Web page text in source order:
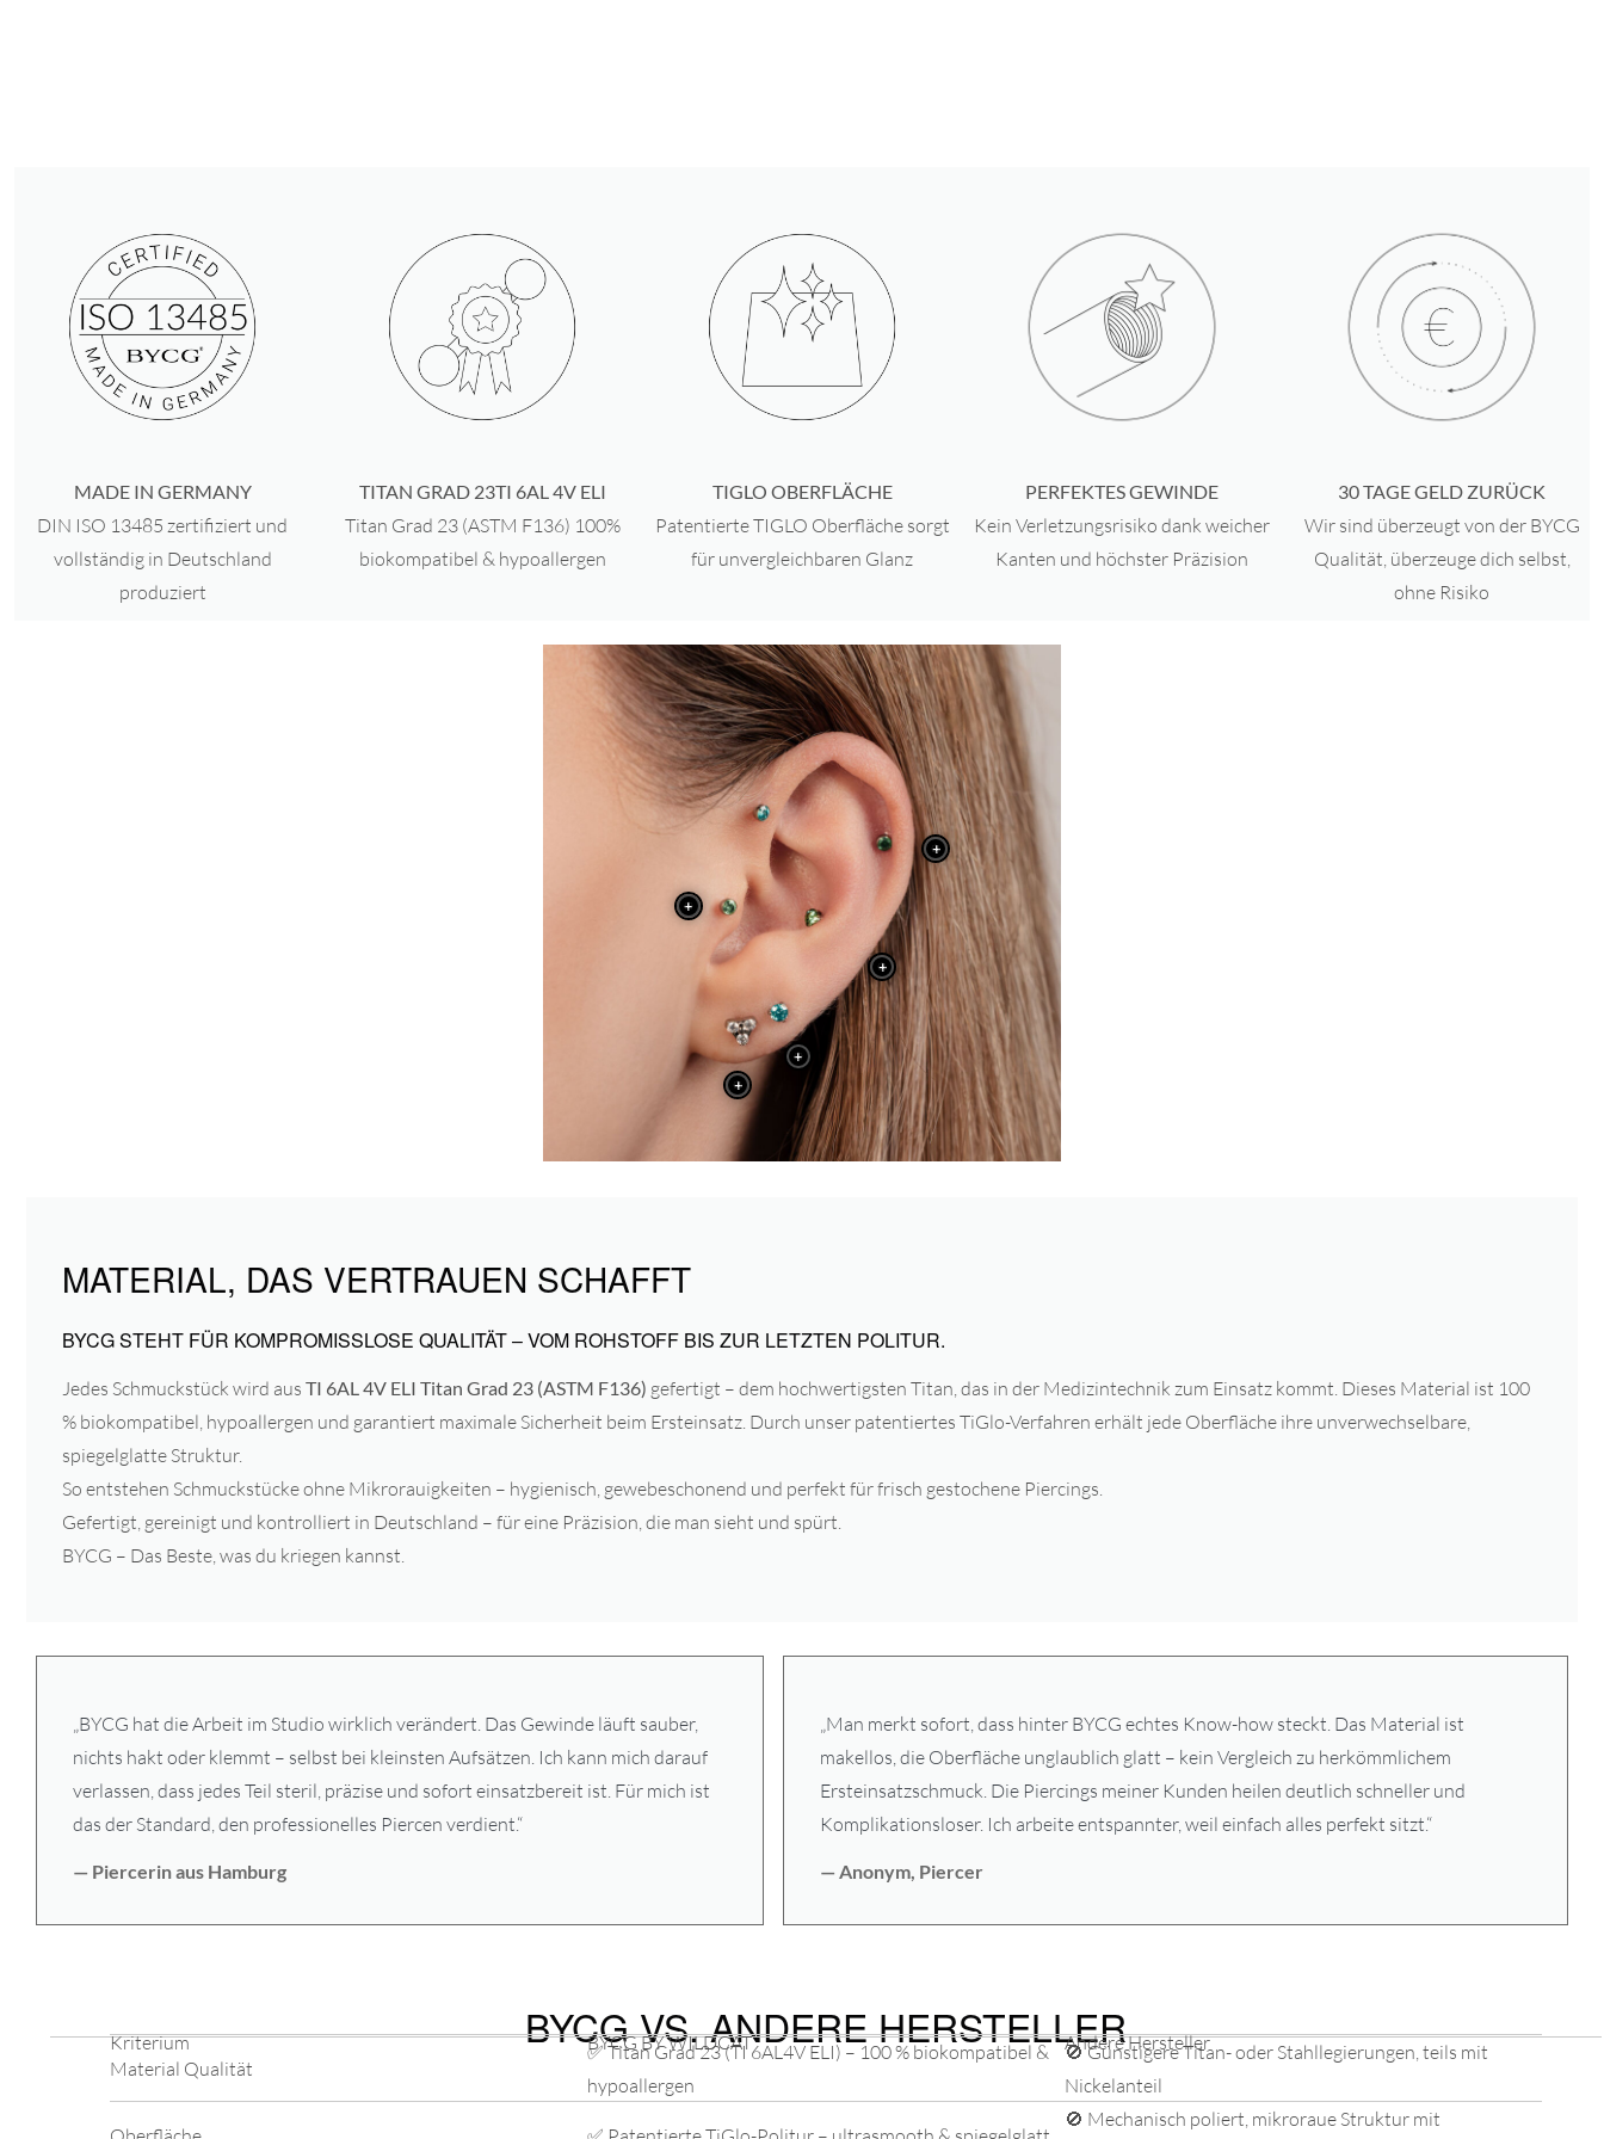
MADE IN GERMANY
– der Schmuck ist nicht nur in Deutschland montiert,
sondern 100% in Deutschland produziert und sterilisiert
WELTWEIT EINZIGARTIGE OBERFLÄCHENVEREDELUNG
– garantiert
kratzfest und hochpoliert
HÖCHSTE SICHERHEIT, KÜRZESTE ABHEILPHASENdurch unsere
abgerundeten Gewinde
MADE IN GERMANY
DIN ISO 13485 zertifiziert und
vollständig in Deutschland
produziert
TITAN GRAD 23TI 6AL 4V ELI
Titan Grad 23 (ASTM F136) 100%
biokompatibel & hypoallergen
TIGLO OBERFLÄCHE
Patentierte TIGLO Oberfläche sorgt
für unvergleichbaren Glanz
PERFEKTES GEWINDE
Kein Verletzungsrisiko dank weicher
Kanten und höchster Präzision
30 TAGE GELD ZURÜCK
Wir sind überzeugt von der BYCG
Qualität, überzeuge dich selbst,
ohne Risiko
+
+
+
+
+
MATERIAL, DAS VERTRAUEN SCHAFFT
BYCG STEHT FÜR KOMPROMISSLOSE QUALITÄT – VOM ROHSTOFF BIS ZUR LETZTEN POLITUR.
Jedes Schmuckstück wird aus TI 6AL 4V ELI Titan Grad 23 (ASTM F136) gefertigt – dem hochwertigsten Titan, das in der Medizintechnik zum Einsatz kommt. Dieses Material ist 100
% biokompatibel, hypoallergen und garantiert maximale Sicherheit beim Ersteinsatz. Durch unser patentiertes TiGlo-Verfahren erhält jede Oberfläche ihre unverwechselbare,
spiegelglatte Struktur.
So entstehen Schmuckstücke ohne Mikrorauigkeiten – hygienisch, gewebeschonend und perfekt für frisch gestochene Piercings.
Gefertigt, gereinigt und kontrolliert in Deutschland – für eine Präzision, die man sieht und spürt.
BYCG – Das Beste, was du kriegen kannst.
„BYCG hat die Arbeit im Studio wirklich verändert. Das Gewinde läuft sauber,
nichts hakt oder klemmt – selbst bei kleinsten Aufsätzen. Ich kann mich darauf
verlassen, dass jedes Teil steril, präzise und sofort einsatzbereit ist. Für mich ist
das der Standard, den professionelles Piercen verdient.“
— Piercerin aus Hamburg
„Man merkt sofort, dass hinter BYCG echtes Know-how steckt. Das Material ist
makellos, die Oberfläche unglaublich glatt – kein Vergleich zu herkömmlichem
Ersteinsatzschmuck. Die Piercings meiner Kunden heilen deutlich schneller und
Komplikationsloser. Ich arbeite entspannter, weil einfach alles perfekt sitzt.“
— Anonym, Piercer
BYCG VS. ANDERE HERSTELLER
Kriterium BYCG BY WILDCAT
Andere Hersteller
Material Qualität
✅ Titan Grad 23 (TI 6AL4V ELI) – 100 % biokompatibel &
hypoallergen
🚫 Günstigere Titan- oder Stahllegierungen, teils mit
Nickelanteil
🚫 Mechanisch poliert, mikroraue Struktur mit